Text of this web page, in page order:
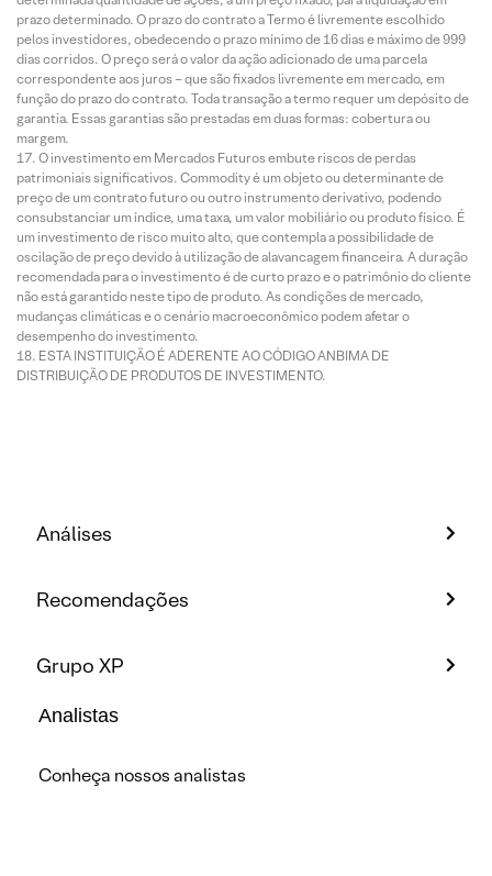
prazo determinado. O prazo do contrato a Termo é livremente escolhido
pelos investidores, obedecendo o prazo mínimo de 16 dias e máximo de 999
dias corridos. O preço será o valor da ação adicionado de uma parcela
correspondente aos juros – que são fixados livremente em mercado, em
função do prazo do contrato. Toda transação a termo requer um depósito de
garantia. Essas garantias são prestadas em duas formas: cobertura ou
margem.
O investimento em Mercados Futuros embute riscos de perdas
patrimoniais significativos. Commodity é um objeto ou determinante de
preço de um contrato futuro ou outro instrumento derivativo, podendo
consubstanciar um índice, uma taxa, um valor mobiliário ou produto físico. É
um investimento de risco muito alto, que contempla a possibilidade de
oscilação de preço devido à utilização de alavancagem financeira. A duração
recomendada para o investimento é de curto prazo e o patrimônio do cliente
não está garantido neste tipo de produto. As condições de mercado,
mudanças climáticas e o cenário macroeconômico podem afetar o
desempenho do investimento.
ESTA INSTITUIÇÃO É ADERENTE AO CÓDIGO ANBIMA DE
DISTRIBUIÇÃO DE PRODUTOS DE INVESTIMENTO.
Análises
Recomendações
Grupo XP
Analistas
Conheça nossos analistas